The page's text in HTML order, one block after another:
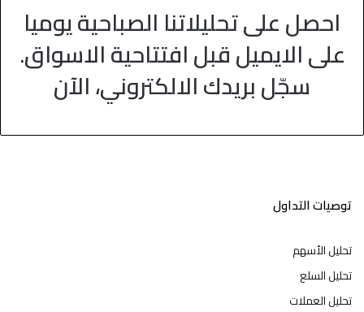
احصل على تحليلاتنا الصباحية يوميا
على الايميل قبل افتتاحية الاسواق.
سجّل بريدك الالكتروني، الآن
توصيات التداول
تحليل الأسهم
تحليل السلع
تحليل العملات